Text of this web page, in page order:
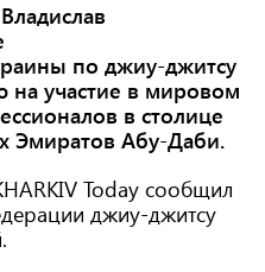
по джиу-джитсу
участие в мировом
в столице
Эмиратов Абу-Даби.
Today сообщил
джиу-джитсу